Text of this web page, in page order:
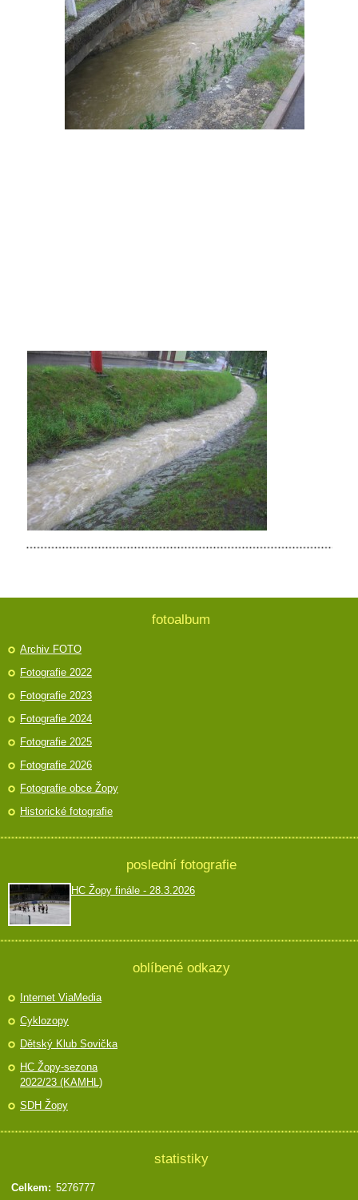
fotoalbum
Archiv FOTO
Fotografie 2022
Fotografie 2023
Fotografie 2024
Fotografie 2025
Fotografie 2026
Fotografie obce Žopy
Historické fotografie
poslední fotografie
HC Žopy finále - 28.3.2026
oblíbené odkazy
Internet ViaMedia
Cyklozopy
Dětský Klub Sovička
HC Žopy-sezona
2022/23 (KAMHL)
SDH Žopy
statistiky
Celkem: 5276777